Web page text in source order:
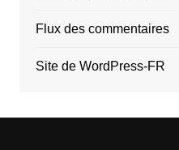
Flux des commentaires
Site de WordPress-FR